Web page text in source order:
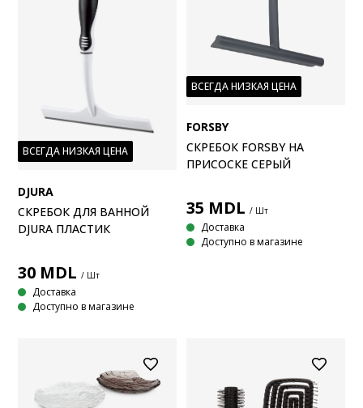
ВСЕГДА НИЗКАЯ ЦЕНА
DJURA
СКРЕБОК ДЛЯ ВАННОЙ
DJURA ПЛАСТИК
30 MDL / Шт
Доставка
Доступно в магазине
ВСЕГДА НИЗКАЯ ЦЕНА
FORSBY
СКРЕБОК FORSBY НА
ПРИСОСКЕ СЕРЫЙ
35 MDL / Шт
Доставка
Доступно в магазине